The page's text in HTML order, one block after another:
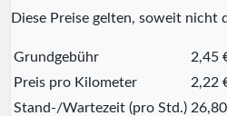
Diese Preise gelten, soweit nicht
Grundgebühr
2,45
Preis pro Kilometer
2,22
Stand-/Wartezeit (pro Std.)